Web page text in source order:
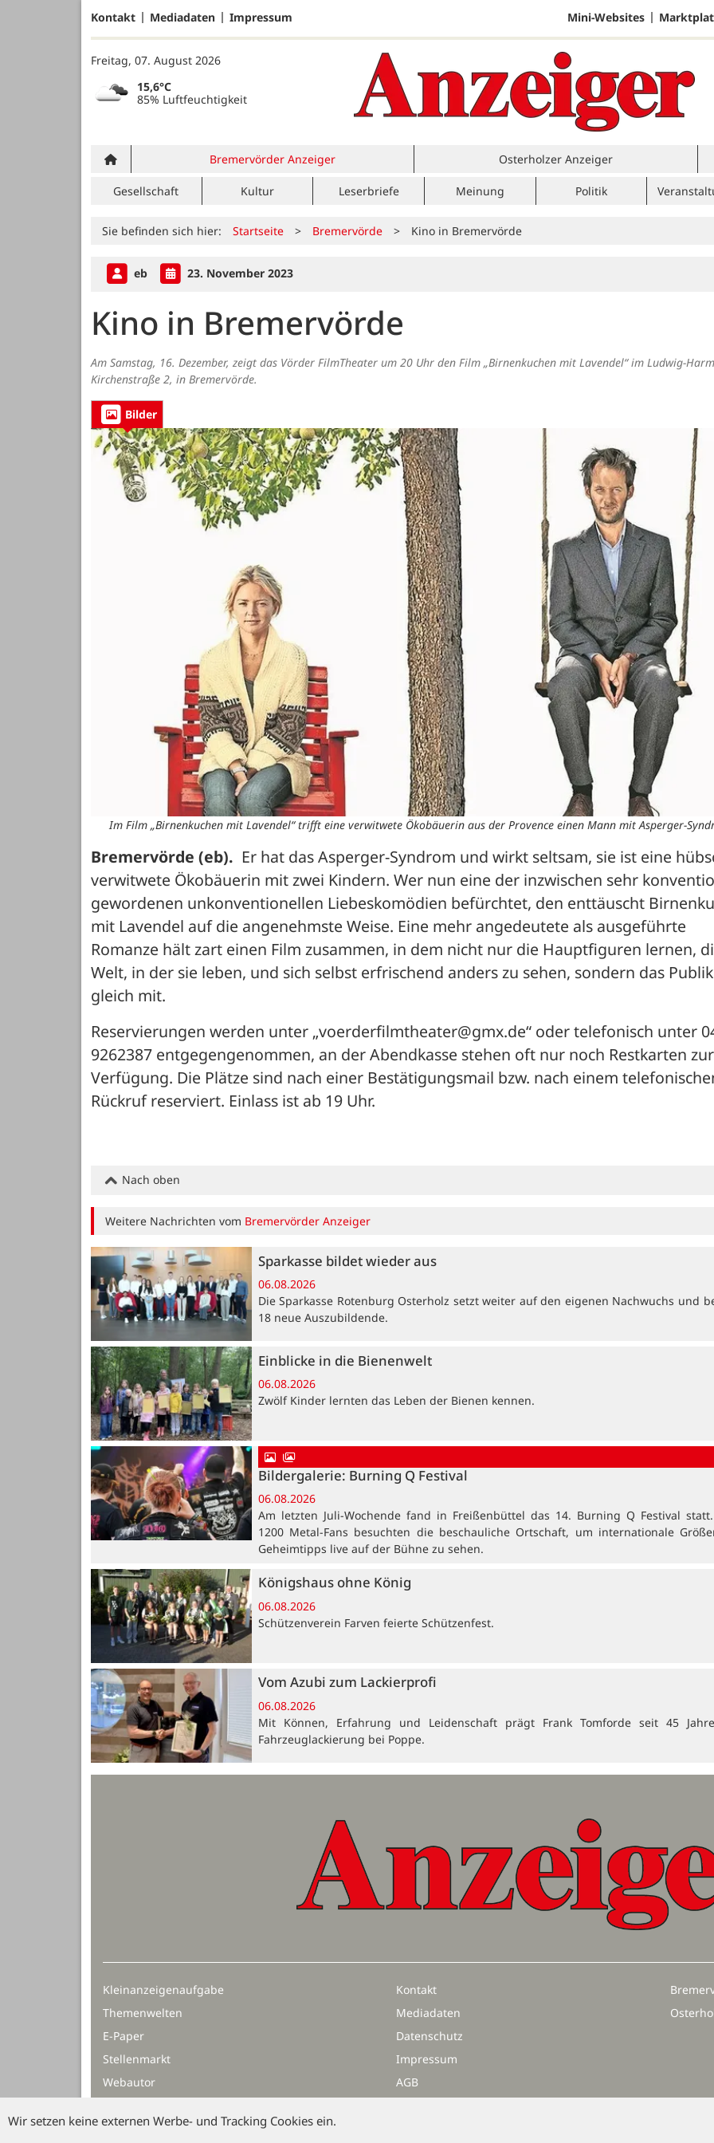
Kontakt Mediadaten Impressum Mini-Websites
Freitag, 07. August 2026
15,6°C
85% Luftfeuchtigkeit
Bremervörder Anzeiger Osterholzer Anzeiger
Gesellschaft Kultur Leserbriefe Meinung Politik
Sie befinden sich hier: Startseite > Bremervörde > Kino in Bremervörde
eb 23. November 2023
Kino in Bremervörde
Am Samstag, 16. Dezember, zeigt das Vörder FilmTheater um 20 Uhr den Film „Birnenkuchen mit Lavendel“ im Ludwig-
Kirchenstraße 2, in Bremervörde.
Bilder
Im Film „Birnenkuchen mit Lavendel“ trifft eine verwitwete Ökobäuerin aus der Provence einen Mann mit Asperger-
Bremervörde (eb). Er hat das Asperger-Syndrom und wirkt seltsam, sie ist eine
verwitwete Ökobäuerin mit zwei Kindern. Wer nun eine der inzwischen sehr
gewordenen unkonventionellen Liebeskomödien befürchtet, den enttäuscht
mit Lavendel auf die angenehmste Weise. Eine mehr angedeutete als ausgeführte
Romanze hält zart einen Film zusammen, in dem nicht nur die Hauptfiguren lernen,
Welt, in der sie leben, und sich selbst erfrischend anders zu sehen, sondern das
gleich mit.
Reservierungen werden unter „voerderfilmtheater@gmx.de“ oder telefonisch unter
9262387 entgegengenommen, an der Abendkasse stehen oft nur noch Restkarten zur
Verfügung. Die Plätze sind nach einer Bestätigungsmail bzw. nach einem
Rückruf reserviert. Einlass ist ab 19 Uhr.
Nach oben
Weitere Nachrichten vom Bremervörder Anzeiger
Sparkasse bildet wieder aus
06.08.2026
Die Sparkasse Rotenburg Osterholz setzt weiter auf den eigenen Nachwuchs und
18 neue Auszubildende.
Einblicke in die Bienenwelt
06.08.2026
Zwölf Kinder lernten das Leben der Bienen kennen.
Bildergalerie: Burning Q Festival
06.08.2026
Am letzten Juli-Wochende fand in Freißenbüttel das 14. Burning Q Festival
1200 Metal-Fans besuchten die beschauliche Ortschaft, um internationale
Geheimtipps live auf der Bühne zu sehen.
Königshaus ohne König
06.08.2026
Schützenverein Farven feierte Schützenfest.
Vom Azubi zum Lackierprofi
06.08.2026
Mit Können, Erfahrung und Leidenschaft prägt Frank Tomforde seit 45
Fahrzeuglackierung bei Poppe.
Kleinanzeigenaufgabe
Themenwelten
E-Paper
Stellenmarkt
Webautor
Kontakt
Mediadaten
Datenschutz
Impressum
AGB
Wir setzen keine externen Werbe- und Tracking Cookies ein.